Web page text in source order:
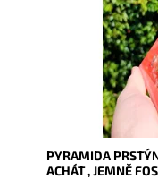
PYRAMIDA
ACHÁT , JEMNĚ